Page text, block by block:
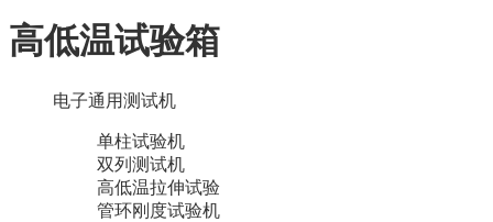
高低温试验箱
电子通用测试机
单柱试验机
双列测试机
高低温拉伸试验
管环刚度试验机